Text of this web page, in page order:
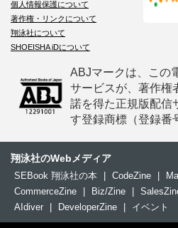
個人情報保護について
著作権・リンクについて
翔泳社について
SHOEISHA iDについて
ABJマークは、この
サービスが、著作権
諾を得た正規版配信
す登録商標（登録番
翔泳社のWebメディア
SEBook 翔泳社の本 CodeZine
CommerceZine
Biz/Zine
AIdiver
DeveloperZine イベント